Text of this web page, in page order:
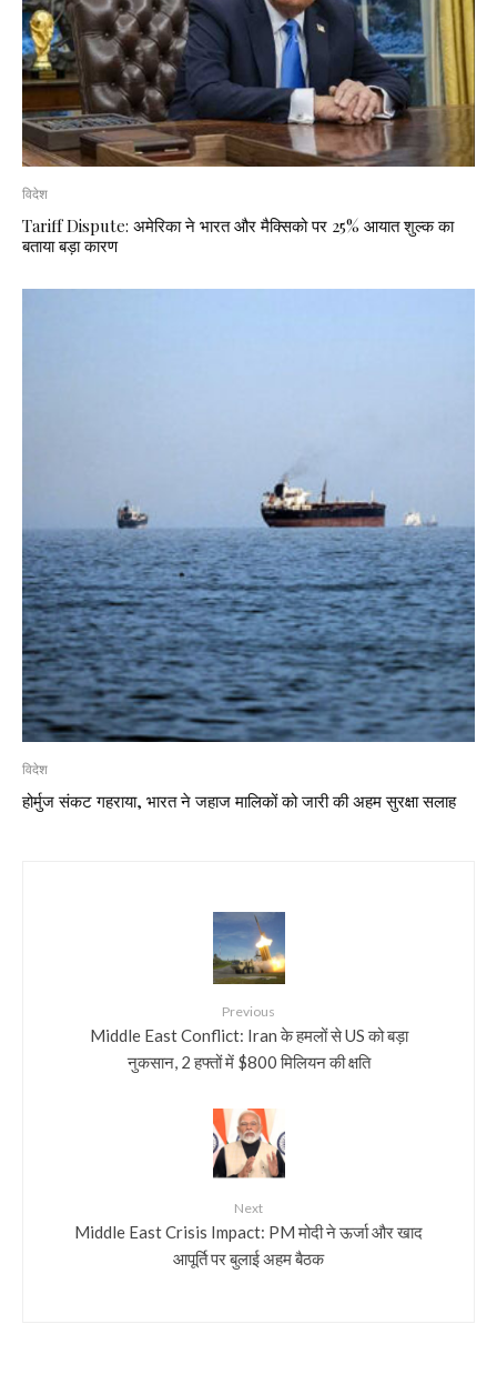
विदेश
Tariff Dispute: अमेरिका ने भारत और मैक्सिको पर 25% आयात शुल्क का
बताया बड़ा कारण
विदेश
होर्मुज संकट गहराया, भारत ने जहाज मालिकों को जारी की अहम सुरक्षा सलाह
Previous
Middle East Conflict: Iran के हमलों से US को बड़ा
नुकसान, 2 हफ्तों में $800 मिलियन की क्षति
Next
Middle East Crisis Impact: PM मोदी ने ऊर्जा और खाद
आपूर्ति पर बुलाई अहम बैठक